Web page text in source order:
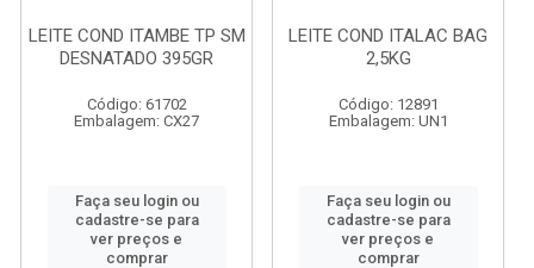
LEITE COND ITAMBE TP SM
DESNATADO 395GR
Código: 61702
Embalagem: CX27
Faça seu login ou
cadastre-se para
ver preços e
comprar
LEITE COND ITALAC BAG
2,5KG
Código: 12891
Embalagem: UN1
Faça seu login ou
cadastre-se para
ver preços e
comprar